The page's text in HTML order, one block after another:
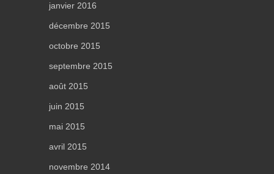
janvier 2016
décembre 2015
octobre 2015
septembre 2015
août 2015
juin 2015
mai 2015
avril 2015
novembre 2014